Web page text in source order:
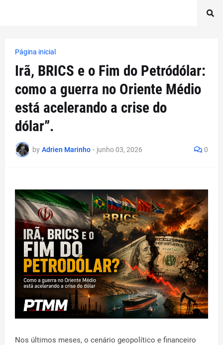
Página inicial
Irã, BRICS e o Fim do Petródólar:
como a guerra no Oriente Médio
está acelerando a crise do
dólar”.
by Adrien Marinho - junho 03, 2026 0
Nos últimos meses, o cenário geopolítico e financeiro